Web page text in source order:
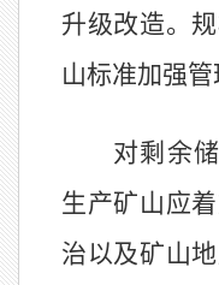
升级改造。
山标准加强管
对剩余
生产矿山应
治以及矿山